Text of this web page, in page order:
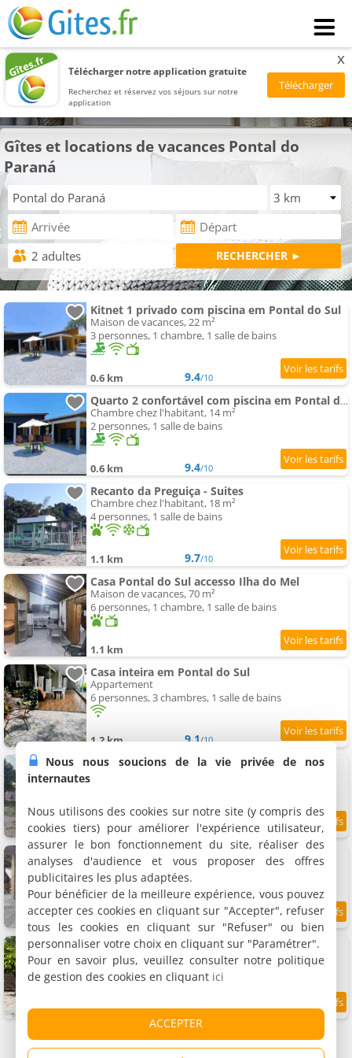
Télécharger notre application gratuite
Recherchez et réservez vos séjours sur notre
application
x
Gîtes et locations de vacances Pontal do
Paraná
Kitnet 1 privado com piscina em Pontal do Sul
Maison de vacances, 22 m²
3 personnes, 1 chambre, 1 salle de bains
0.6 km 9.4/10
Quarto 2 confortável com piscina em Pontal do Sul
Chambre chez l'habitant, 14 m²
2 personnes, 1 salle de bains
0.6 km 9.4/10
Recanto da Preguiça - Suites
Chambre chez l'habitant, 18 m²
4 personnes, 1 salle de bains
1.1 km 9.7/10
Casa Pontal do Sul accesso Ilha do Mel
Maison de vacances, 70 m²
6 personnes, 1 chambre, 1 salle de bains
1.1 km
Casa inteira em Pontal do Sul
Appartement
6 personnes, 3 chambres, 1 salle de bains
1.2 km 9.1/10
Beira Mar Pontal do Sul
1.7 km 9.2/10
Casa da Prainha
Maison de vacances, 49 m²
10 personnes, 2 chambres, 1 salle de bains
2 km
Sobrado com Piscina - Pontal do Parana
Maison de vacances, 250 m²
14 personnes, 4 chambres, 2 salles de bains
2.7 km 9.8/10
Nous nous soucions de la vie privée de nos
internautes
Nous utilisons des cookies sur notre site (y compris des
cookies tiers) pour améliorer l'expérience utilisateur,
assurer le bon fonctionnement du site, réaliser des
analyses d'audience et vous proposer des offres
publicitaires les plus adaptées.
Pour bénéficier de la meilleure expérience, vous pouvez
accepter ces cookies en cliquant sur "Accepter", refuser
tous les cookies en cliquant sur "Refuser" ou bien
personnaliser votre choix en cliquant sur "Paramétrer".
Pour en savoir plus, veuillez consulter notre politique
de gestion des cookies en cliquant ici
ACCEPTER